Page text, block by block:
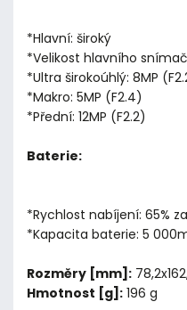
*Hlavní: široký
*Velikost hlavního
*Ultra širokoúhlý: 8MP
*Makro: 5MP (F2.4)
*Přední: 12MP (F2.2)
Baterie:
*Rychlost nabíjení: 65%
*Kapacita baterie: 5
Rozměry [mm]:
Hmotnost [g]: 196 g